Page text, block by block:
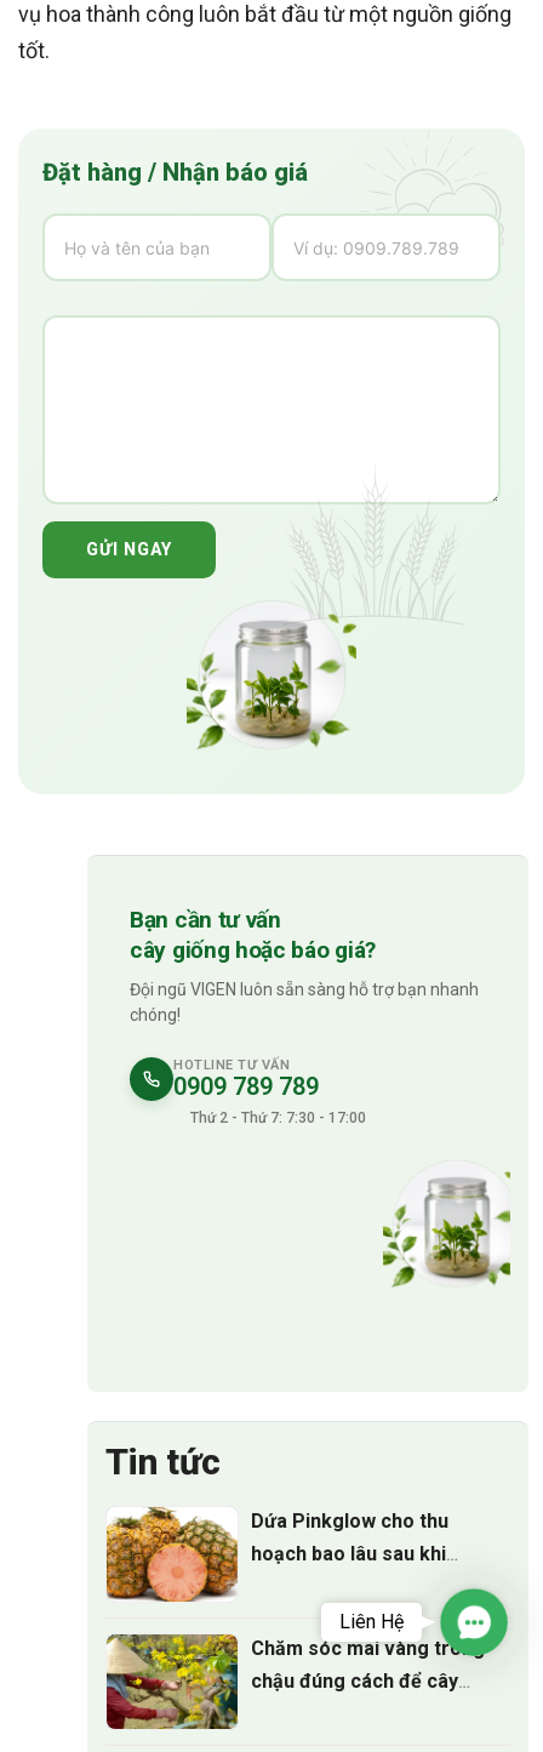
vụ hoa thành công luôn bắt đầu từ một nguồn giống
tốt.
Đặt hàng / Nhận báo giá
GỬI NGAY
Bạn cần tư vấn
cây giống hoặc báo giá?
Đội ngũ VIGEN luôn sẵn sàng hỗ trợ bạn nhanh
chóng!
HOTLINE TƯ VẤN
0909 789 789
Thứ 2 - Thứ 7: 7:30 - 17:00
Tin tức
Dứa Pinkglow cho thu
hoạch bao lâu sau khi
Chăm sóc mai vàng trong
chậu đúng cách để cây
Liên Hệ